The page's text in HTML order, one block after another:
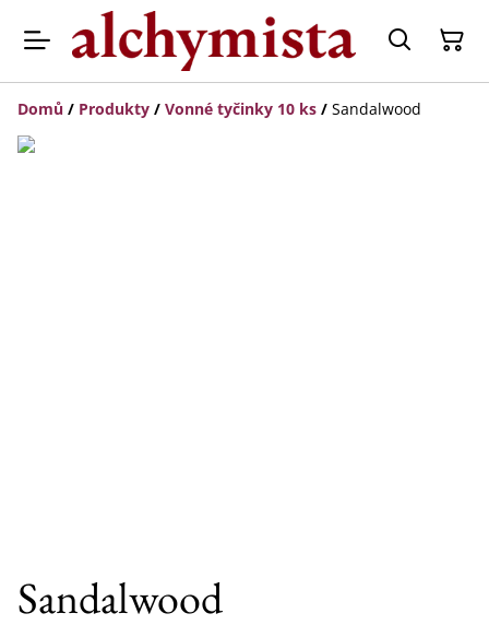
Domů / Produkty / Vonné tyčinky 10 ks / Sandalwood
Sandalwood